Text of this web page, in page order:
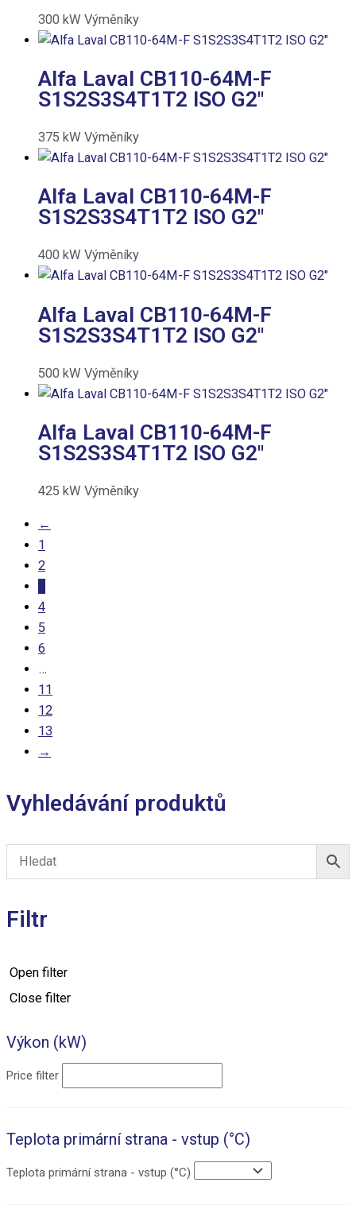
300 kW Výměníky
Alfa Laval CB110-64M-F
S1S2S3S4T1T2 ISO G2″
375 kW Výměníky
Alfa Laval CB110-64M-F
S1S2S3S4T1T2 ISO G2″
400 kW Výměníky
Alfa Laval CB110-64M-F
S1S2S3S4T1T2 ISO G2″
500 kW Výměníky
Alfa Laval CB110-64M-F
S1S2S3S4T1T2 ISO G2″
425 kW Výměníky
←
1
2
4
5
6
…
11
12
13
→
Vyhledávání produktů
Filtr
Open filter
Close filter
Výkon (kW)
Price filter
Teplota primární strana - vstup (°C)
Teplota primární strana - vstup (°C)